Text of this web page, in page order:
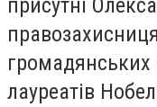
присутні
громадянських
лауреатів